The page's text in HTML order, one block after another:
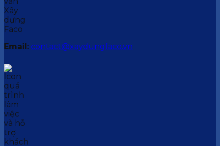
Email: contact@xaydungfaco.vn